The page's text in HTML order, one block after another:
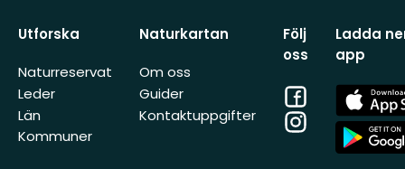
Utforska
Naturreservat
Leder
Län
Kommuner
Naturkartan
Om oss
Guider
Kontaktuppgifter
Följ
oss
Facebook
Instagram
Ladda
app
App
Store
App
Store